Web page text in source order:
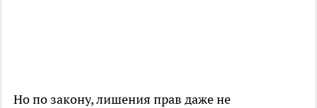
Но по закону, лишения прав даже не